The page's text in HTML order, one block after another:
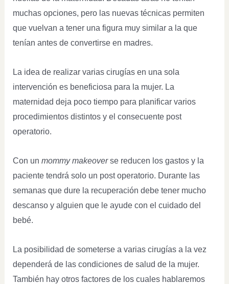
muchas opciones, pero las nuevas técnicas permiten
que vuelvan a tener una figura muy similar a la que
tenían antes de convertirse en madres.
La idea de realizar varias cirugías en una sola
intervención es beneficiosa para la mujer. La
maternidad deja poco tiempo para planificar varios
procedimientos distintos y el consecuente post
operatorio.
Con un mommy makeoverse reducen los gastos y la
paciente tendrá solo un post operatorio. Durante las
semanas que dure la recuperación debe tener mucho
descanso y alguien que le ayude con el cuidado del
bebé.
La posibilidad de someterse a varias cirugías a la vez
dependerá de las condiciones de salud de la mujer.
También hay otros factores de los cuales hablaremos